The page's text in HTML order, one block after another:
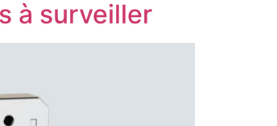
à surveiller